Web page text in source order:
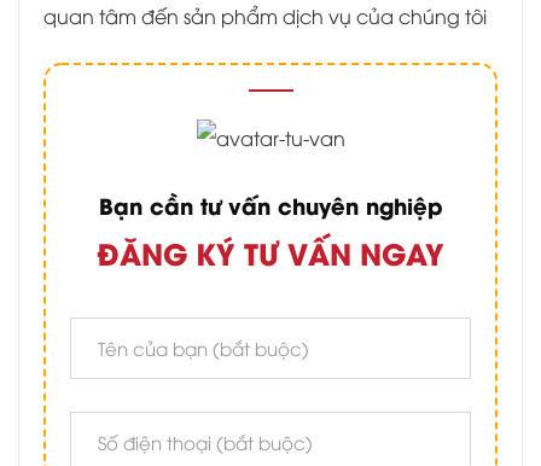
quan tâm đến sản phẩm dịch vụ của chúng tôi
Bạn cần tư vấn chuyên nghiệp
ĐĂNG KÝ TƯ VẤN NGAY